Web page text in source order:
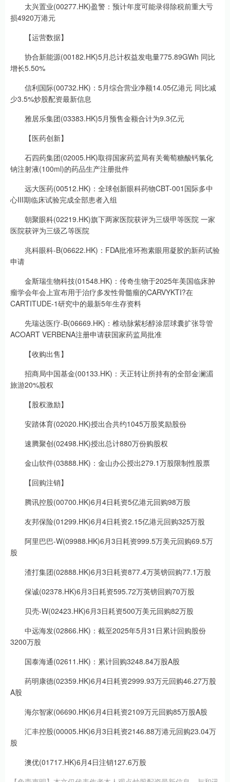
太兴置业(00277.HK)盈警：预计年度可能录得除税前重大亏
损4920万港元
【运营数据】
协合新能源(00182.HK)5月总计权益发电量775.89GWh 同比
增长5.50%
信利国际(00732.HK)：5月综合营业净额14.05亿港元 同比减
少3.5%炒股配资最新信息
雅居乐集团(03383.HK)5月预售金额合计为9.3亿元
【医药创新】
石四药集团(02005.HK)取得国家药监局有关葡萄糖酸钙氯化
钠注射液(100ml)的药品生产注册批件
远大医药(00512.HK)：全球创新眼科药物CBT-001国际多中
心III期临床试验完成全部患者入组
朝聚眼科(02219.HK)旗下两家医院获评为三级甲等医院 一家
医院获评为三级乙等医院
兆科眼科-B(06622.HK)：FDA批准环孢素眼用凝胶的新药试验
申请
金斯瑞生物科技(01548.HK)：传奇生物于2025年美国临床肿
瘤学会年会上宣布用于治疗多发性骨髓瘤的CARVYKTI?在
CARTITUDE-1研究中的最新5年生存资料
先瑞达医疗-B(06669.HK)：椎动脉紫杉醇涂层球囊扩张导管
ACOART VERBENA注册申请获国家药监局批准
【收购出售】
招商局中国基金(00133.HK)：天正转让所持有的全部金澜湄
旅游20%股权
【股权激励】
安踏体育(02020.HK)授出合共约1045万股奖励股份
速腾聚创(02498.HK)授出总计880万份购股权
金山软件(03888.HK)：金山办公授出279.1万股限制性股票
【回购注销】
腾讯控股(00700.HK)6月4日耗资5亿港元回购98万股
友邦保险(01299.HK)6月4日耗资2.15亿港元回购325万股
阿里巴巴-W(09988.HK)6月3日耗资999.5万美元回购69.5万
股
渣打集团(02888.HK)6月3日耗资877.4万英镑回购77.1万股
保诚(02378.HK)6月3日耗资595.72万英镑回购70万股
贝壳-W(02423.HK)6月3日耗资500万美元回购82万股
中远海发(02866.HK)：截至2025年5月31日累计回购股份
3200万股
国泰海通(02611.HK)：累计回购3248.84万股A股
药明康德(02359.HK)6月4日耗资2999.93万元回购46.27万股
A股
海尔智家(06690.HK)6月4日耗资2109万元回购85万股A股
汇丰控股(00005.HK)6月3日耗资2146.88万港元回购23.04万
股
澳优(01717.HK)6月4日注销127.6万股